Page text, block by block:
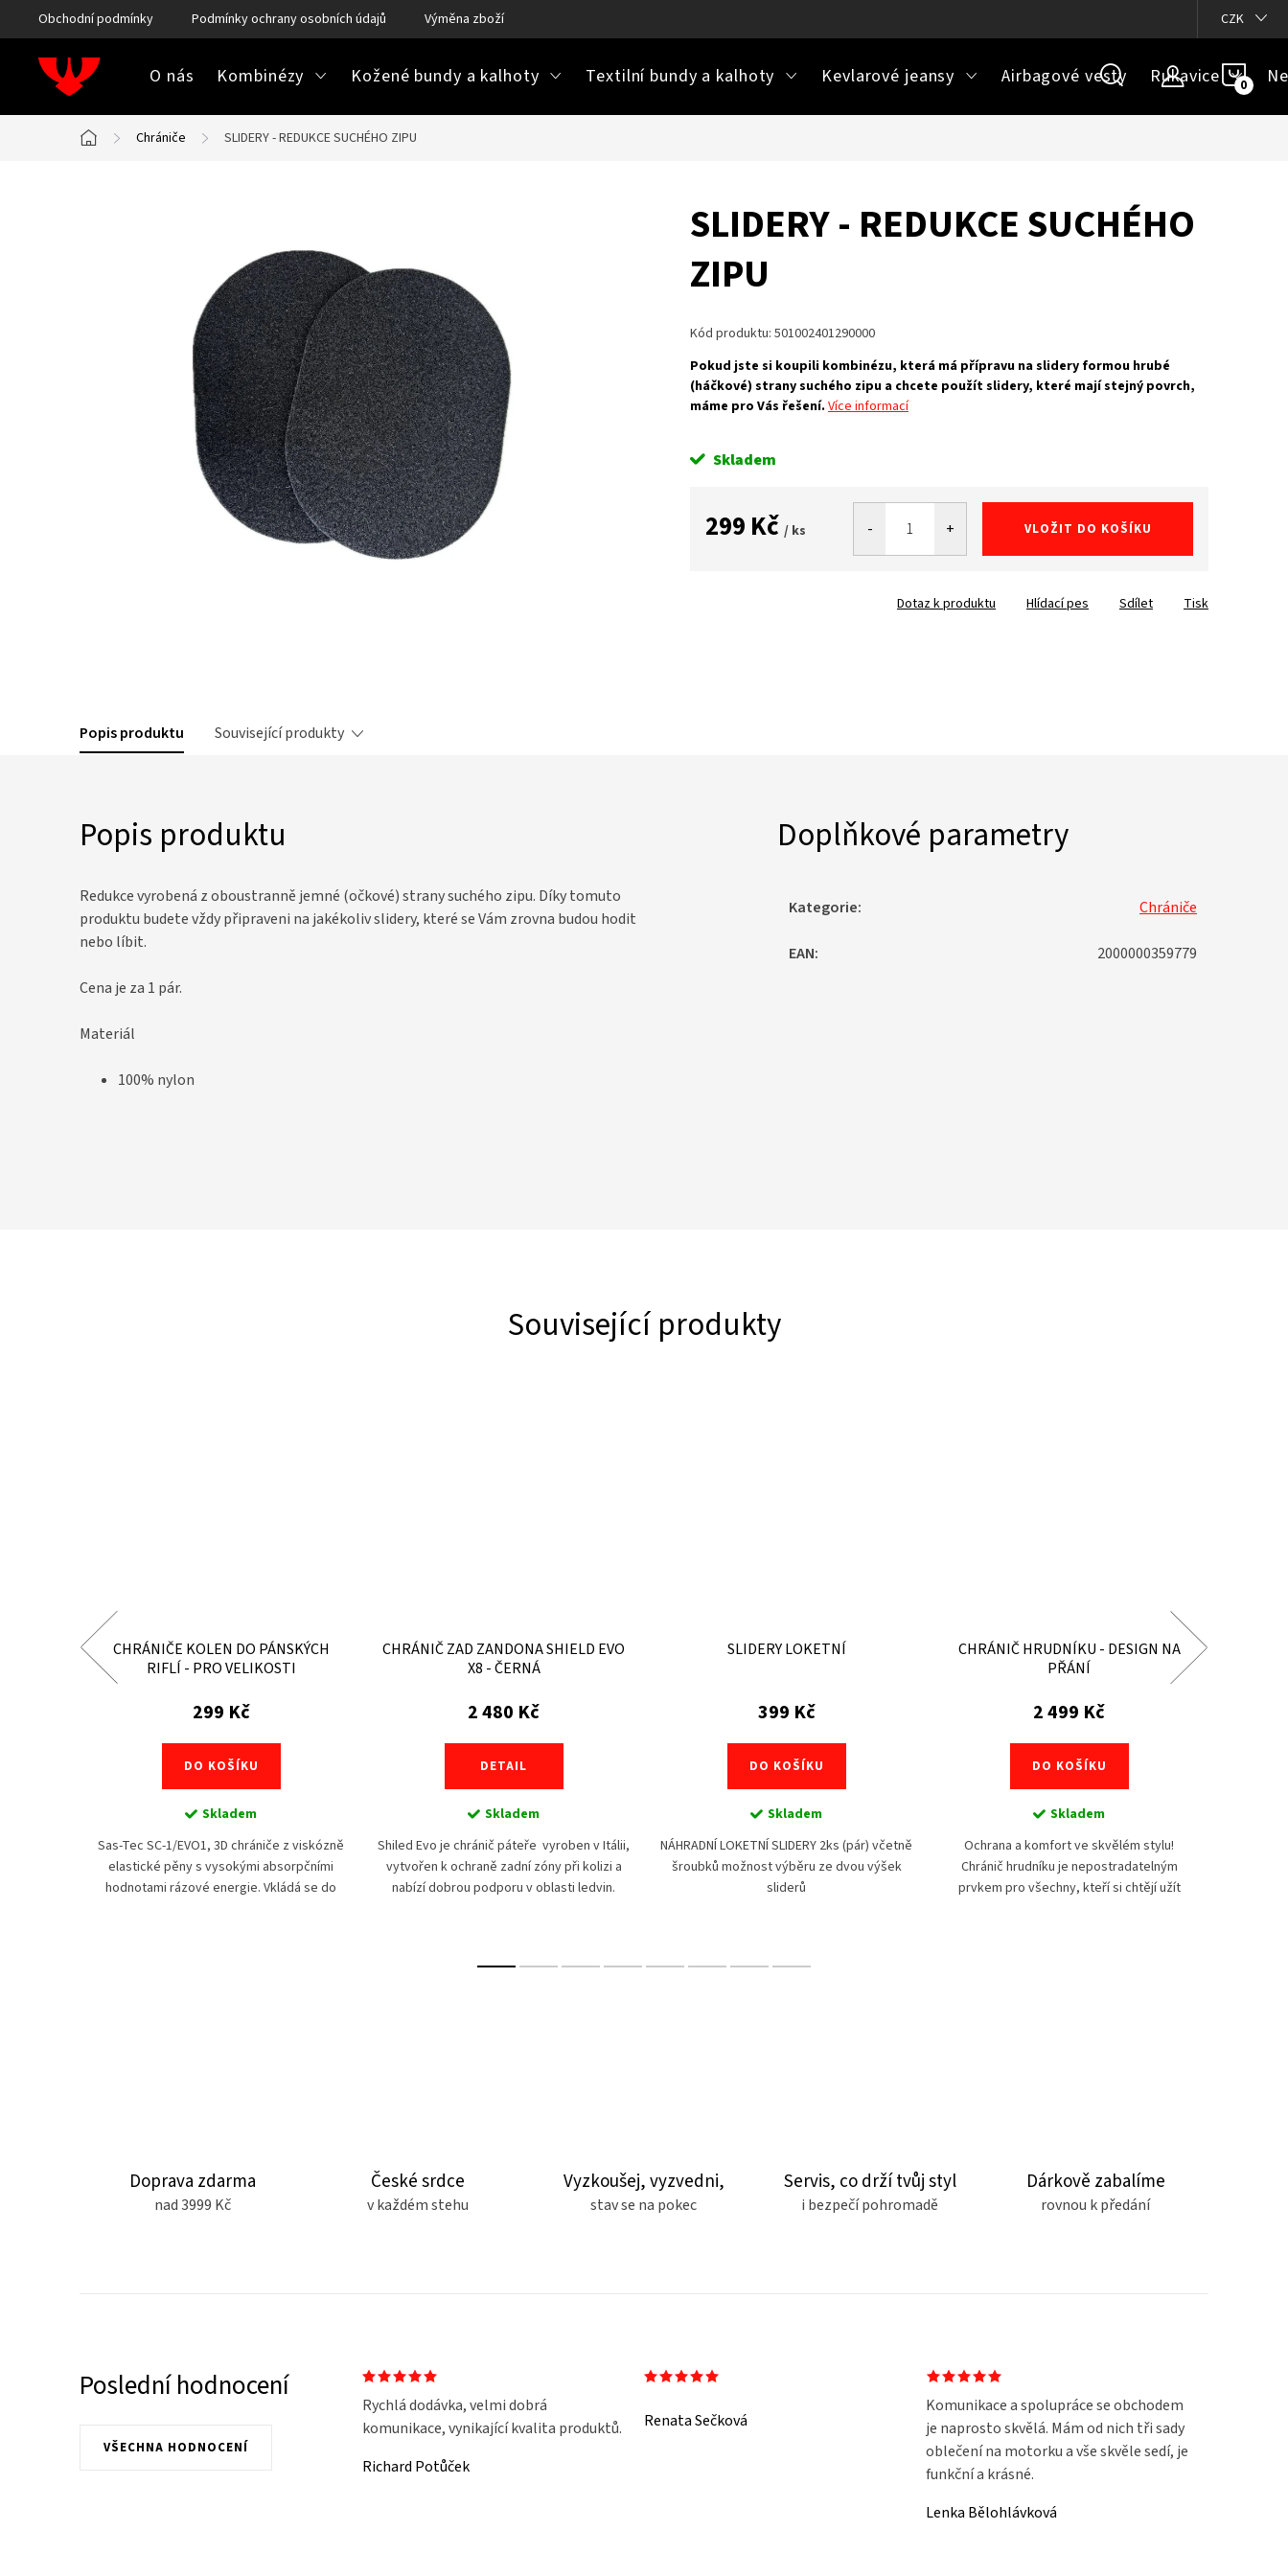
na
obsah
Obchodní podmínky Podmínky ochrany osobních údajů Výměna zboží CZK
O nás Kombinézy Kožené bundy a kalhoty Textilní bundy a kalhoty Kevlarové jeansy Airbagové vesty Rukavice
Domů
Chrániče SLIDERY - REDUKCE SUCHÉHO ZIPU
SLIDERY - REDUKCE SUCHÉHO
ZIPU
Kód produktu: 501002401290000
Pokud jste si koupili kombinézu, která má přípravu na slidery formou hrubé
(háčkové) strany suchého zipu a chcete použít slidery, které mají stejný povrch,
máme pro Vás řešení. Více informací
Skladem
299 Kč / ks VLOŽIT DO KOŠÍKU
Tisk
Dotaz k produktu Hlídací pes Sdílet
Popis produktu Související produkty
Popis produktu
Redukce vyrobená z oboustranně jemné (očkové) strany suchého zipu. Díky tomuto
produktu budete vždy připraveni na jakékoliv slidery, které se Vám zrovna budou hodit
nebo líbit.
Cena je za 1 pár.
Materiál
100% nylon
Doplňkové parametry
Kategorie: Chrániče
EAN: 2000000359779
Související produkty
CHRÁNIČE KOLEN DO PÁNSKÝCH
RIFLÍ - PRO VELIKOSTI
299 Kč
DO KOŠÍKU
Skladem
Sas-Tec SC-1/EVO1, 3D chrániče z viskózně
elastické pěny s vysokými absorpčními
hodnotami rázové energie. Vkládá se do
CHRÁNIČ ZAD ZANDONA SHIELD EVO
X8 - ČERNÁ
2 480 Kč
DETAIL
Skladem
Shiled Evo je chránič páteře vyroben v Itálii,
vytvořen k ochraně zadní zóny při kolizi a
nabízí dobrou podporu v oblasti ledvin.
SLIDERY LOKETNÍ
399 Kč
DO KOŠÍKU
Skladem
NÁHRADNÍ LOKETNÍ SLIDERY 2ks (pár) včetně
šroubků možnost výběru ze dvou výšek
sliderů
CHRÁNIČ HRUDNÍKU - DESIGN NA
PŘÁNÍ
2 499 Kč
DO KOŠÍKU
Skladem
Ochrana a komfort ve skvělém stylu!
Chránič hrudníku je nepostradatelným
prvkem pro všechny, kteří si chtějí užít
Doprava zdarma
nad 3999 Kč
České srdce
v každém stehu
Vyzkoušej, vyzvedni,
stav se na pokec
Servis, co drží tvůj styl
i bezpečí pohromadě
Dárkově zabalíme
rovnou k předání
Poslední hodnocení
VŠECHNA HODNOCENÍ
Rychlá dodávka, velmi dobrá
komunikace, vynikající kvalita produktů.
Richard Potůček
Renata Sečková
Komunikace a spolupráce se obchodem
je naprosto skvělá. Mám od nich tři sady
oblečení na motorku a vše skvěle sedí, je
funkční a krásné.
Lenka Bělohlávková